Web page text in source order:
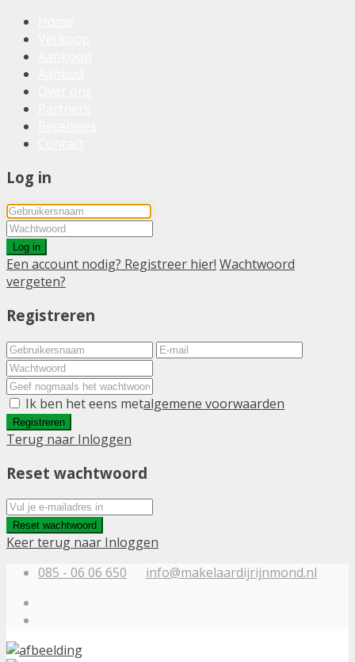
Log in
Log in
Een account nodig? Registreer hier! Wachtwoord
vergeten?
Registreren
Ik ben het eens metalgemene voorwaarden
Registreren
Terug naar Inloggen
Reset wachtwoord
Reset wachtwoord
Keer terug naar Inloggen
085 - 06 06 650
info@makelaardijrijnmond.nl